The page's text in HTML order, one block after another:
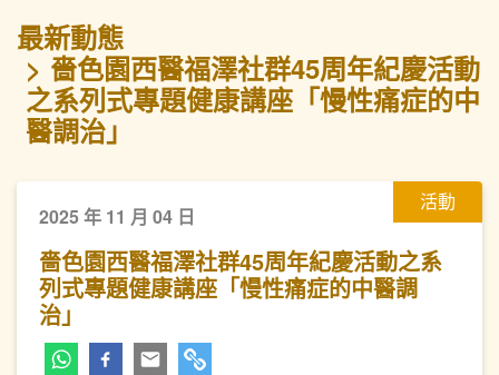
最新動態
嗇色園西醫福澤社群45周年紀慶活動
之系列式專題健康講座「慢性痛症的中
醫調治」
活動
2025 年 11 月 04 日
嗇色園西醫福澤社群45周年紀慶活動之系
列式專題健康講座「慢性痛症的中醫調
治」